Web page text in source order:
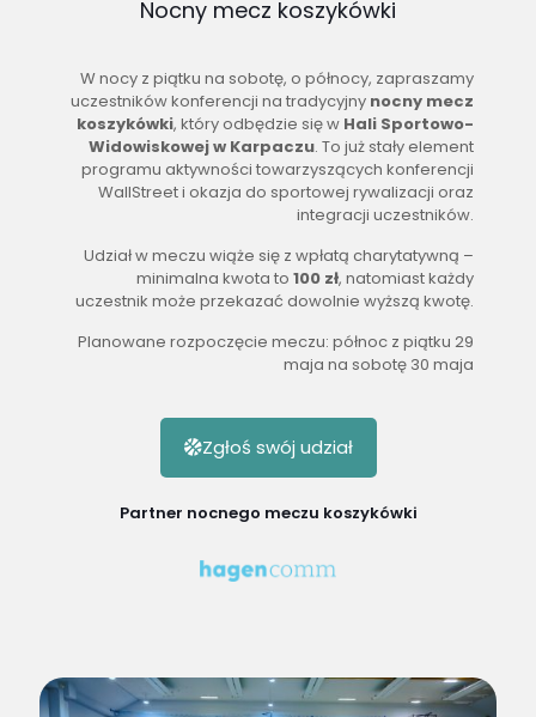
Nocny mecz koszykówki
W nocy z piątku na sobotę, o północy, zapraszamy
uczestników konferencji na tradycyjny nocny mecz
koszykówki, który odbędzie się w Hali Sportowo-
Widowiskowej w Karpaczu. To już stały element
programu aktywności towarzyszących konferencji
WallStreet i okazja do sportowej rywalizacji oraz
integracji uczestników.
Udział w meczu wiąże się z wpłatą charytatywną –
minimalna kwota to 100 zł, natomiast każdy
uczestnik może przekazać dowolnie wyższą kwotę.
Planowane rozpoczęcie meczu: północ z piątku 29
maja na sobotę 30 maja
Zgłoś swój udział
Partner nocnego meczu koszykówki